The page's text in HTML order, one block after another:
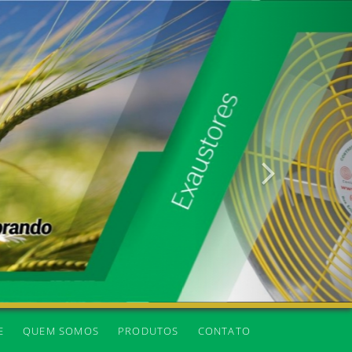
QUEM SOMOS PRODUTOS CONTATO